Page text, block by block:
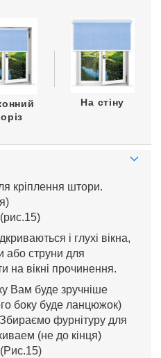
На стіну
кріплення штори.
і глухі вікна,
або струни для
на вікні прочинення.
Вам буде зручніше
боку буде ланцюжок)
фурнітуру для
(не до кінця)